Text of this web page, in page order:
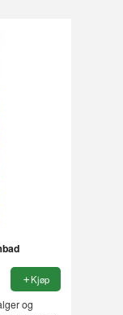
Kjøp
og